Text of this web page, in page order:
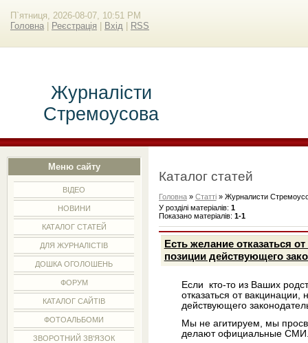
П`ятниця, 2026-08-07, 10:51 PM
Головна
Реєстрація Вхід RSS
Журналісти
Стремоусова
Меню сайту
ВІДЕО
НОВИНИ
КАТАЛОГ СТАТЕЙ
ДЛЯ ЖУРНАЛІСТІВ
ДОШКА ОГОЛОШЕНЬ
ФОРУМ
КАТАЛОГ САЙТІВ
ФОТОАЛЬБОМИ
ЗВОРОТНИЙ ЗВ'ЯЗОК
Каталог статей
Головна» Статті» Журналисти
У розділі матеріалів: 1
Показано матеріалів: 1-1
Есть желание отказаться
позиции действующего
Если кто-то из Ваших
отказаться от вакцинации,
действующего
Мы не агитируем, мы
делают официальные